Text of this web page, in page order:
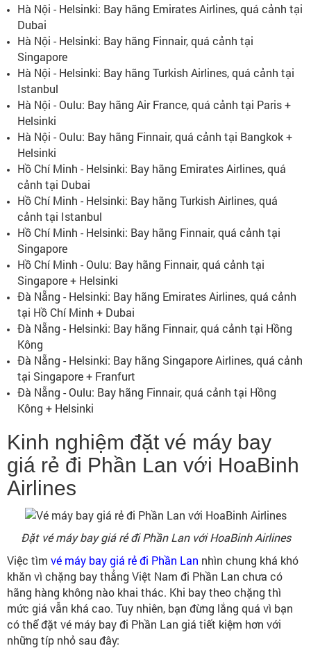
Hà Nội - Helsinki: Bay hãng Emirates Airlines, quá cảnh tại
Dubai
Hà Nội - Helsinki: Bay hãng Finnair, quá cảnh tại
Singapore
Hà Nội - Helsinki: Bay hãng Turkish Airlines, quá cảnh tại
Istanbul
Hà Nội - Oulu: Bay hãng Air France, quá cảnh tại Paris +
Helsinki
Hà Nội - Oulu: Bay hãng Finnair, quá cảnh tại Bangkok +
Helsinki
Hồ Chí Minh - Helsinki: Bay hãng Emirates Airlines, quá
cảnh tại Dubai
Hồ Chí Minh - Helsinki: Bay hãng Turkish Airlines, quá
cảnh tại Istanbul
Hồ Chí Minh - Helsinki: Bay hãng Finnair, quá cảnh tại
Singapore
Hồ Chí Minh - Oulu: Bay hãng Finnair, quá cảnh tại
Singapore + Helsinki
Đà Nẵng - Helsinki: Bay hãng Emirates Airlines, quá cảnh
tại Hồ Chí Minh + Dubai
Đà Nẵng - Helsinki: Bay hãng Finnair, quá cảnh tại Hồng
Kông
Đà Nẵng - Helsinki: Bay hãng Singapore Airlines, quá cảnh
tại Singapore + Franfurt
Đà Nẵng - Oulu: Bay hãng Finnair, quá cảnh tại Hồng
Kông + Helsinki
Kinh nghiệm đặt vé máy bay
giá rẻ đi Phần Lan với HoaBinh
Airlines
Đặt vé máy bay giá rẻ đi Phần Lan với HoaBinh Airlines
Việc tìm vé máy bay giá rẻ đi Phần Lan nhìn chung khá khó
khăn vì chặng bay thẳng Việt Nam đi Phần Lan chưa có
hãng hàng không nào khai thác. Khi bay theo chặng thì
mức giá vẫn khá cao. Tuy nhiên, bạn đừng lắng quá vì bạn
có thể đặt vé máy bay đi Phần Lan giá tiết kiệm hơn với
những típ nhỏ sau đây: